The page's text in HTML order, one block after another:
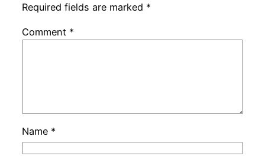
Required fields are marked *
Comment *
Name *